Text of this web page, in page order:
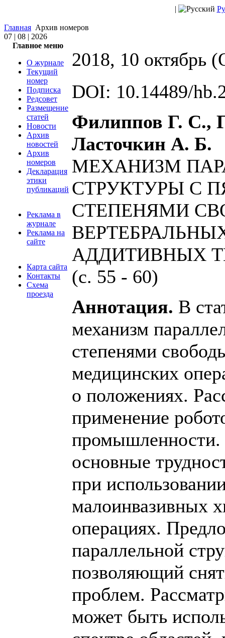
|
Главная Архив номеров
07 | 08 | 2026
Главное меню
О журнале
Текущий
номер
Подписка
Редсовет
Размещение
статей
Новости
Архив
новостей
Архив
номеров
Декларация
этики
публикаций
Реклама в
журнале
Реклама на
сайте
Карта сайта
Контакты
Схема
проезда
2018, 10 октябрь
DOI: 10.14489/
Филиппов Г. С.,
Ласточкин А. Б.
МЕХАНИЗМ
СТРУКТУРЫ С
СТЕПЕНЯМИ
АДДИТИВНЫХ
(с. 55 - 60)
Аннотация. В
механизм
степенями
медицинских
о положениях.
применение
промышленности.
основные
при
малоинвазивных
операциях.
параллельной
позволяющий
проблем.
может быть